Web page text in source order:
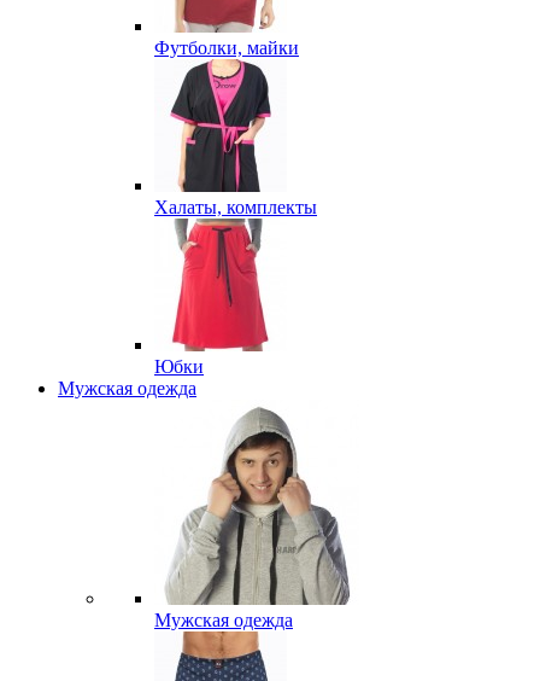
Футболки, майки
Халаты, комплекты
Юбки
Мужская одежда
Мужская одежда